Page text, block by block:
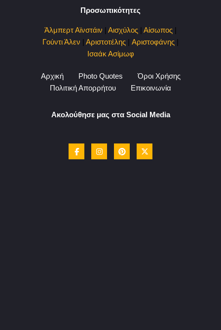
Προσωπικότητες
Άλμπερτ Αϊνστάιν | Αισχύλος | Αίσωπος |
Γούντι Άλεν | Αριστοτέλης | Αριστοφάνης |
Ισαάκ Ασίμωφ
Αρχική Photo Quotes
Όροι Χρήσης
Πολιτική Απορρήτου
Επικοινωνία
Ακολούθησε μας στα Social Media